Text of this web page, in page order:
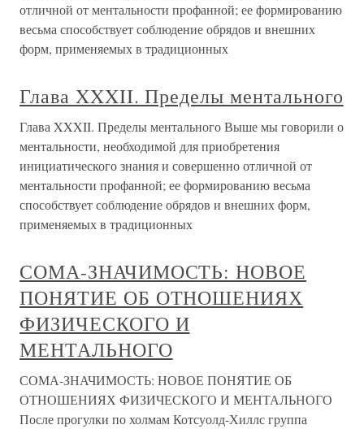
отличной от ментальности профанной; ее формированию
весьма способствует соблюдение обрядов и внешних
форм, применяемых в традиционных
Глава XXXII. Пределы ментального
Глава XXXII. Пределы ментального Выше мы говорили о
ментальности, необходимой для приобретения
инициатического знания и совершенно отличной от
ментальности профанной; ее формированию весьма
способствует соблюдение обрядов и внешних форм,
применяемых в традиционных
СОМА-ЗНАЧИМОСТЬ: НОВОЕ
ПОНЯТИЕ ОБ ОТНОШЕНИЯХ
ФИЗИЧЕСКОГО И
МЕНТАЛЬНОГО
СОМА-ЗНАЧИМОСТЬ: НОВОЕ ПОНЯТИЕ ОБ
ОТНОШЕНИЯХ ФИЗИЧЕСКОГО И МЕНТАЛЬНОГО
После прогулки по холмам Котсуолд-Хиллс группа